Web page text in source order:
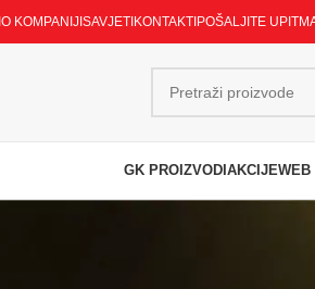
O KOMPANIJI SAVJETI KONTAKTI POŠALJITE UPIT
GK PROIZVODI AKCIJEWEB